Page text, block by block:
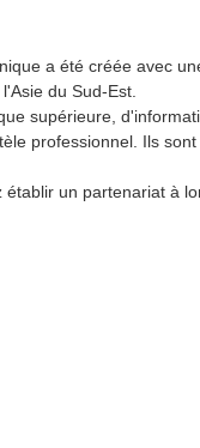
a été créée avec
du Sud-Est.
supérieure,
professionnel. Ils
un partenariat